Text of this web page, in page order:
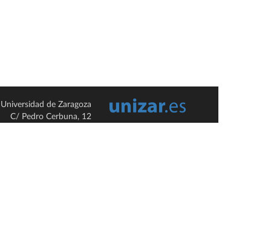
Universidad de Zaragoza
C/ Pedro Cerbuna, 12